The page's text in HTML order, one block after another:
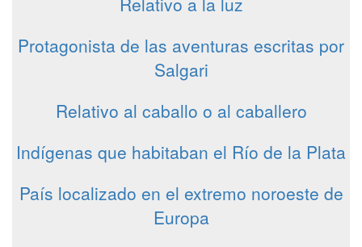
Protagonista de las aventuras escritas por
Salgari
Relativo al caballo o al caballero
Indígenas que habitaban el Río de la Plata
País localizado en el extremo noroeste de
Europa